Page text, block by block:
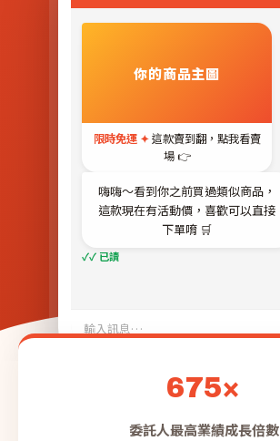
你的商品主圖
限時免運 ✦這款賣到翻，點我看賣
場 👉
嗨嗨～看到你之前買過類似商品，
這款現在有活動價，喜歡可以直接
下單唷 🛒
✓✓ 已讀
輸入訊息…
675×
委託人最高業績成長倍數